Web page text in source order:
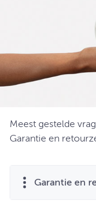
Meest gestelde
Garantie en
Garantie en